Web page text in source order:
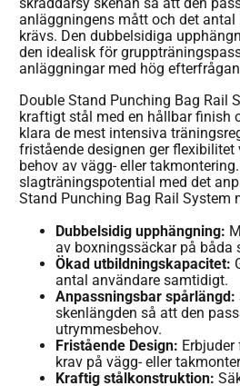
anläggningens mått och det
krävs. Den dubbelsidiga
den idealisk för
anläggningar med hög
Double Stand Punching Bag Rail
kraftigt stål med en hållbar finish
klara de mest intensiva
fristående designen ger
behov av vägg- eller
slagträningspotential med det
Stand Punching Bag Rail System
Dubbelsidig upphängning:
av boxningssäckar på båda
Ökad utbildningskapacitet:
antal användare samtidigt.
Anpassningsbar spårlängd:
skenlängden så att den
utrymmesbehov.
Fristående Design:
krav på vägg- eller
Kraftig stålkonstruktion: